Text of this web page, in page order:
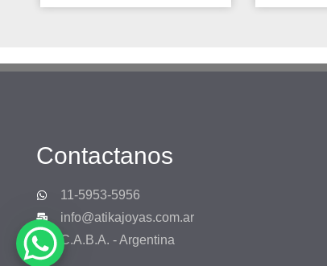
Contactanos
11-5953-5956
info@atikajoyas.com.ar
C.A.B.A. - Argentina